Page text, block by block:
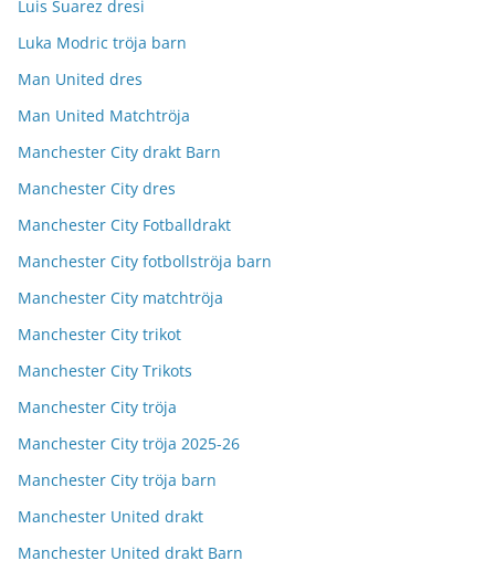
Luis Suarez dresi
Luka Modric tröja barn
Man United dres
Man United Matchtröja
Manchester City drakt Barn
Manchester City dres
Manchester City Fotballdrakt
Manchester City fotbollströja barn
Manchester City matchtröja
Manchester City trikot
Manchester City Trikots
Manchester City tröja
Manchester City tröja 2025-26
Manchester City tröja barn
Manchester United drakt
Manchester United drakt Barn